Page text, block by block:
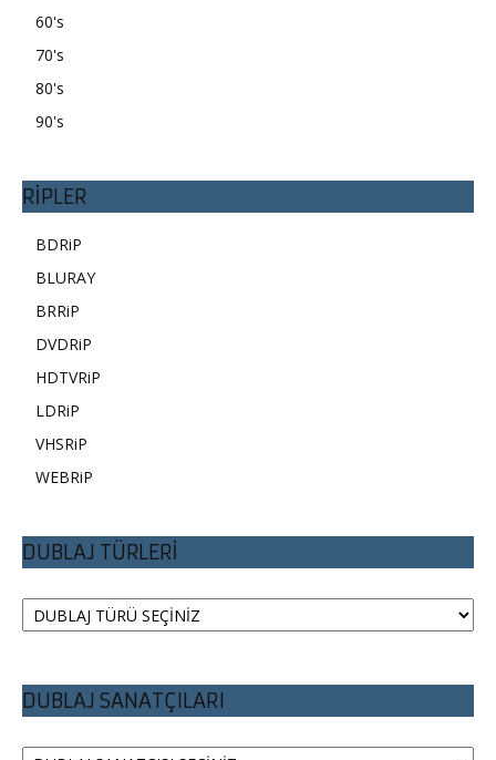
60's
70's
80's
90's
RİPLER
BDRiP
BLURAY
BRRiP
DVDRiP
HDTVRiP
LDRiP
VHSRiP
WEBRiP
DUBLAJ TÜRLERİ
DUBLAJ SANATÇILARI